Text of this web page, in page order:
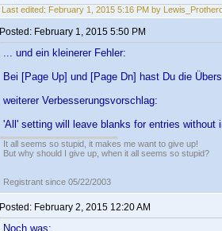
Last edited: February 1, 2015 5:16 PM by
Posted: February 1, 2015 5:50 PM
... und ein kleinerer Fehler:
Bei [Page Up] und [Page Dn] hast Du die
weiterer Verbesserungsvorschlag:
'All' setting will leave blanks for entries without
It all seems so stupid, it makes me want to give up!
But why should I give up, when it all seems so stupid?
Registrant since 05/22/2003
Posted: February 2, 2015 12:20 AM
Noch was: